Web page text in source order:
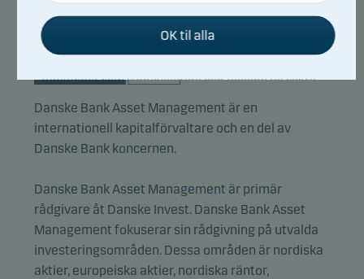
Titel:Multi Asset Solutions Team
Danske Bank Asset Management är en
internationell kapitalförvaltare och en del av
Danske Bank koncernen.
Danske Bank Asset Management är primär
rådgivare åt Danske Invest. Danske Bank Asset
Management fokuserar sin rådgivning på utvalda
investeringsområden. Dessa områden är nordiska
aktier, europeiska aktier, nordiska räntor,
Nödvändiga cookies
Nödvändiga cookies hjälper till att få vår webbplats
att fungera genom att aktivera grundläggande
funktioner som sidnavigering och tillgång till säkra
områden på vår webbplats.
Funktionscookies
möjligt för vår webbplats att komma ihåg dina
inställningar och de påverkar hur sidorna visas.
Statistikcookies
OK til alla